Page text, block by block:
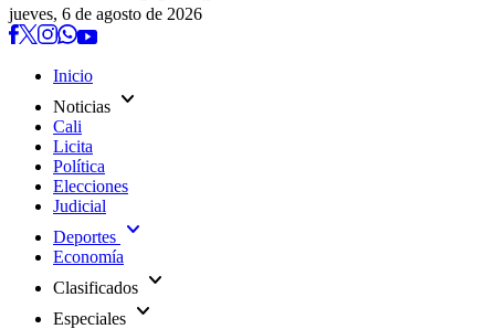
jueves, 6 de agosto de 2026
Inicio
Noticias expand_more
Cali
Licita
Política
Elecciones
Judicial
Deportes expand_more
Economía
Clasificados expand_more
Especiales expand_more